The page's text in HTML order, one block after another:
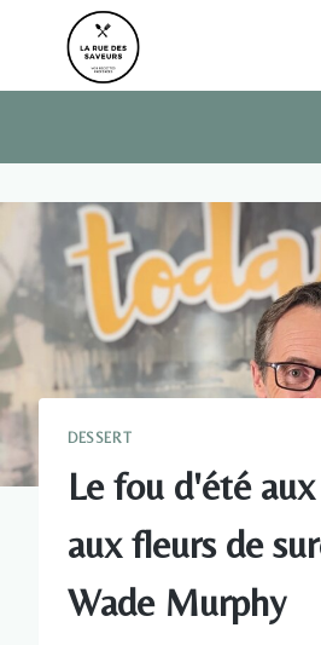
DESSERT
Le fou d'été
aux fleurs de
Wade Murphy